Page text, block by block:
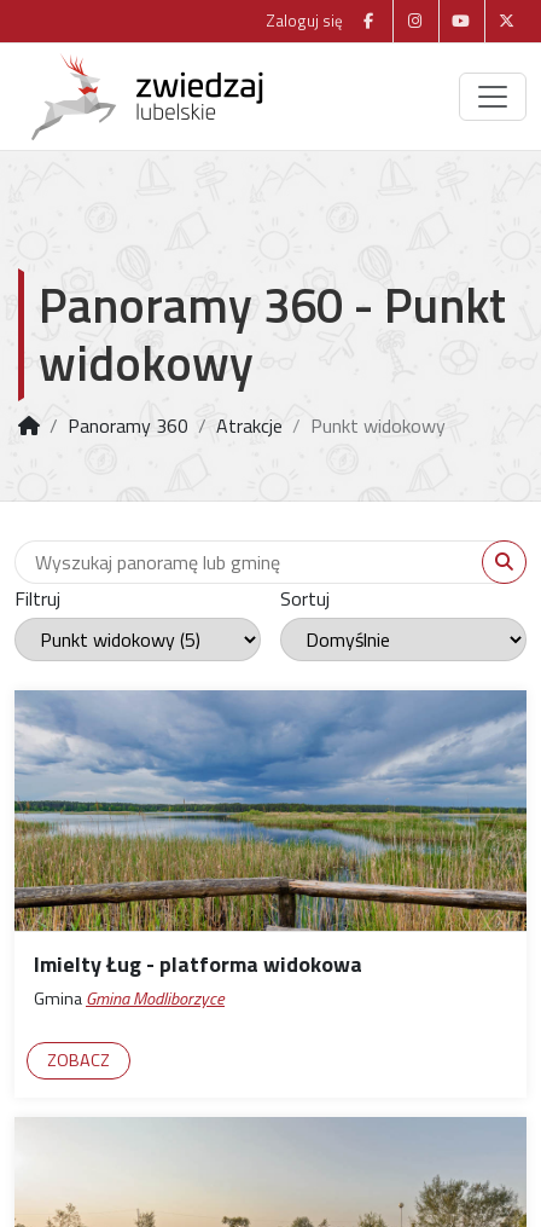
Zaloguj się
Panoramy 360 - Punkt
widokowy
Panoramy 360 Atrakcje Punkt widokowy
Wyszukaj panoramę
Filtruj Sortuj
Imielty Ług - platforma widokowa
GminaGmina Modliborzyce
ZOBACZ